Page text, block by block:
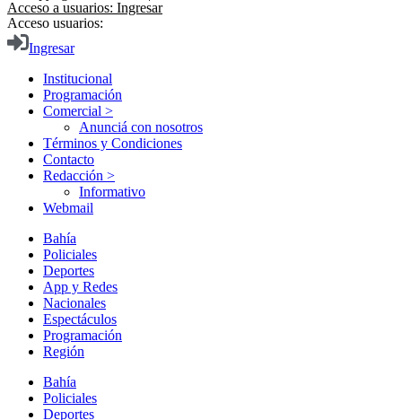
Acceso a usuarios: Ingresar
Acceso usuarios:
Ingresar
Institucional
Programación
Comercial >
Anunciá con nosotros
Términos y Condiciones
Contacto
Redacción >
Informativo
Webmail
Bahía
Policiales
Deportes
App y Redes
Nacionales
Espectáculos
Programación
Región
Bahía
Policiales
Deportes